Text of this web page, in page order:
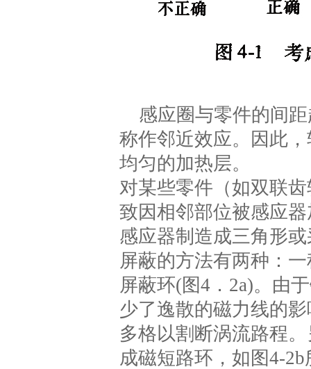
感应圈与零件的间
称作邻近效应。因此
均匀的加热层。
对某些零件（如双联
致因相邻部位被感应
感应器制造成三角形
屏蔽的方法有两种：
屏蔽环(图4．2a)。由
少了逸散的磁力线的
多格以割断涡流路程
成磁短路环，如图4-